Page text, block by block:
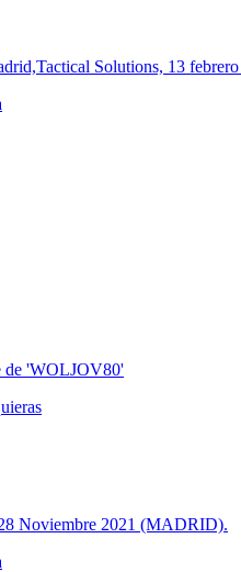
Solutions, 13
de 'WOLJOV80'
Noviembre 2021 (MADRID).